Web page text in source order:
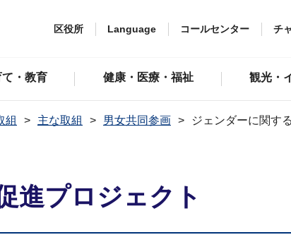
区役所 Language コールセンター チ
・教育 健康・医療・福祉 観光・
組 主な取組 男女共同参画 ジェンダーに関す
進プロジェクト